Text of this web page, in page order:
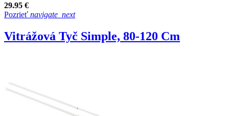
29.95 €
Pozrieť navigate_next
Vitrážová Tyč Simple, 80-120 Cm